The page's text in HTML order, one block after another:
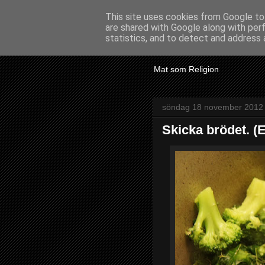
En
Mat som Religion
söndag 18 november 2012
Skicka brödet.
This site uses cookies from Google
are shared with Google along with
statistics, and to detect and address